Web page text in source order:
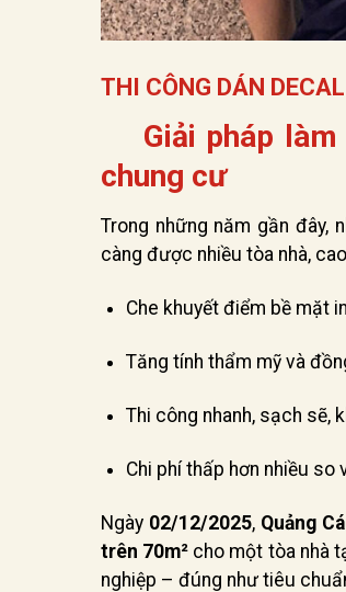
THI CÔNG DÁN
Giải pháp làm
chung cư
Trong những năm gần đây,
càng được nhiều tòa nhà,
Che khuyết điểm bề mặt
Tăng tính thẩm mỹ và
Thi công nhanh, sạch sẽ,
Chi phí thấp hơn nhiều so
Ngày 02/12/2025, Quảng
trên 70m² cho một tòa nhà
nghiệp – đúng như tiêu